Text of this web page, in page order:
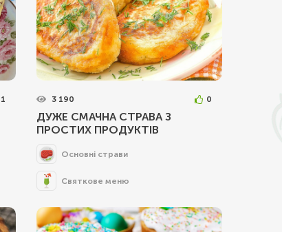
1 3 190 0
ДУЖЕ СМАЧНА СТРАВА З
ПРОСТИХ ПРОДУКТІВ
Основні страви
Святкове меню